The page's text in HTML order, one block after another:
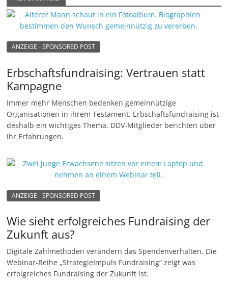
ANZEIGE - SPONSORED POST
Erbschaftsfundraising: Vertrauen statt
Kampagne
Immer mehr Menschen bedenken gemeinnützige
Organisationen in ihrem Testament. Erbschaftsfundraising ist
deshalb ein wichtiges Thema. DDV-Mitglieder berichten über
Ihr Erfahrungen.
ANZEIGE - SPONSORED POST
Wie sieht erfolgreiches Fundraising der
Zukunft aus?
Digitale Zahlmethoden verändern das Spendenverhalten. Die
Webinar-Reihe „StrategieImpuls Fundraising“ zeigt was
erfolgreiches Fundraising der Zukunft ist.